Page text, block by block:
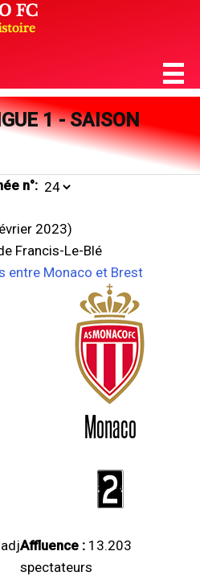
1 - SAISON
n°:
2023)
Francis-Le-Blé
entre Monaco et Brest
Monaco
2
Affluence : 13.203
spectateurs